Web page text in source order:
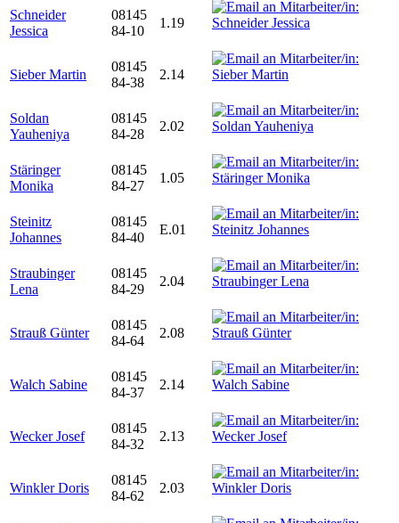
Schneider
Jessica
08145
84-10
1.19
Sieber Martin
08145
84-38
2.14
Soldan
Yauheniya
08145
84-28
2.02
Stäringer
Monika
08145
84-27
1.05
Steinitz
Johannes
08145
84-40
E.01
Straubinger
Lena
08145
84-29
2.04
Strauß Günter
08145
84-64
2.08
Walch Sabine
08145
84-37
2.14
Wecker Josef
08145
84-32
2.13
Winkler Doris
08145
84-62
2.03